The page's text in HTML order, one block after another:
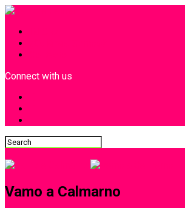
Connect with us
Vamo a Calmarno